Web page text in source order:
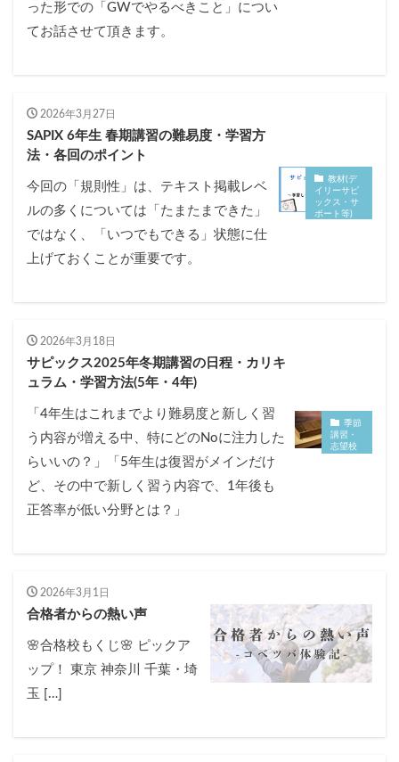
った形での「GWでやるべきこと」につい
てお話させて頂きます。
教材(デ
イリーサピ
ックス・サ
ポート等)
2026年3月27日
SAPIX 6年生 春期講習の難易度・学習方
法・各回のポイント
今回の「規則性」は、テキスト掲載レベ
ルの多くについては「たまたまできた」
ではなく、「いつでもできる」状態に仕
上げておくことが重要です。
季節
講習・
志望校
2026年3月18日
サピックス2025年冬期講習の日程・カリキ
ュラム・学習方法(5年・4年)
「4年生はこれまでより難易度と新しく習
う内容が増える中、特にどのNoに注力した
らいいの？」「5年生は復習がメインだけ
ど、その中で新しく習う内容で、1年後も
正答率が低い分野とは？」
2026年3月1日
合格者からの熱い声
🌸合格校もくじ🌸 ピックア
ップ！ 東京 神奈川 千葉・埼
玉 […]